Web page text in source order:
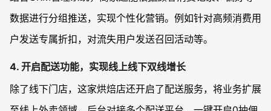
数据进行分组推送，实现个性化营销。例如针对高频消费用
户发送专属折扣，对流失用户发送召回活动等。
4. 开启配送功能，实现线上线下双线增长
除了线下门店，这家烘焙店还开启了配送服务，将业务扩展